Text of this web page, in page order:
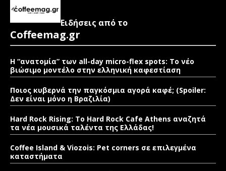
Ειδήσεις από το
Coffeemag.gr
Η “ανατομία” των all-day micro-flex spots: Το νέο
βιώσιμο μοντέλο στην ελληνική καφεστίαση
Ποιος κυβερνά την παγκόσμια αγορά καφέ; (Spoiler:
Δεν είναι μόνο η Βραζιλία)
Hard Rock Rising: Το Hard Rock Cafe Athens αναζητά
τα νέα μουσικά ταλέντα της Ελλάδας!
Coffee Island & Viozois: Pet corners σε επιλεγμένα
καταστήματα